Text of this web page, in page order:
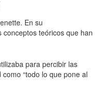
En su
teóricos que han
para percibir las
“todo lo que pone al